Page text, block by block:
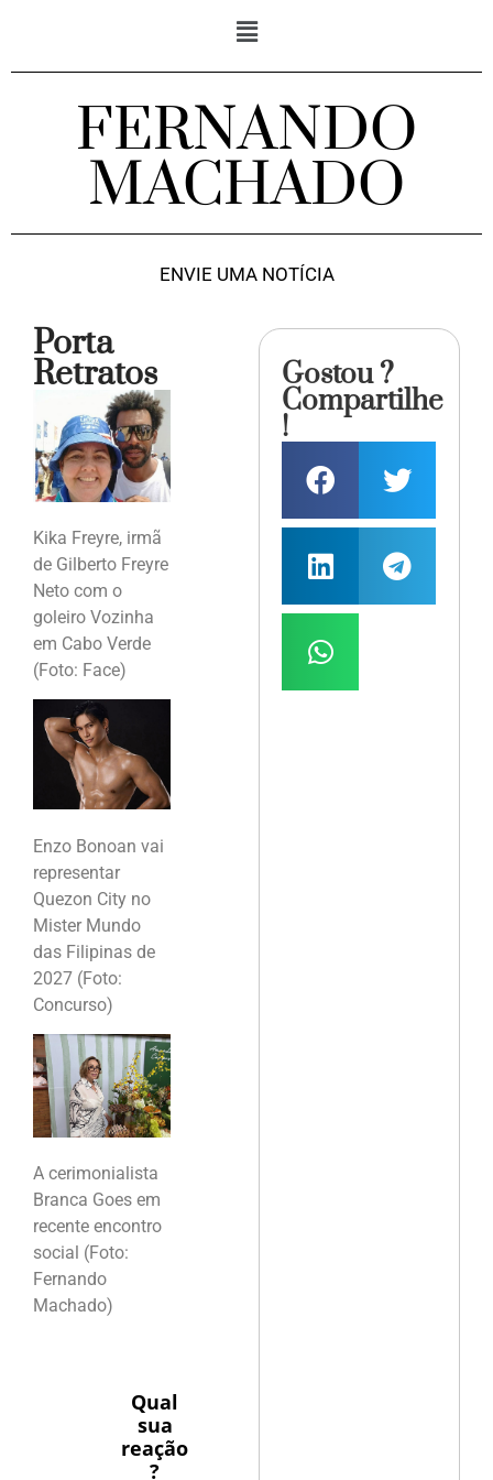
FERNANDO
MACHADO
ENVIE UMA NOTÍCIA
Porta
Retratos
Kika Freyre, irmã
de Gilberto Freyre
Neto com o
goleiro Vozinha
em Cabo Verde
(Foto: Face)
Enzo Bonoan vai
representar
Quezon City no
Mister Mundo
das Filipinas de
2027 (Foto:
Concurso)
A cerimonialista
Branca Goes em
recente encontro
social (Foto:
Fernando
Machado)
Qual
sua
reação
?
Gostou ?
Compartilhe
!